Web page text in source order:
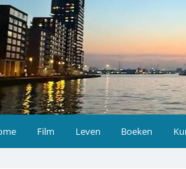
Film Leven Boeken